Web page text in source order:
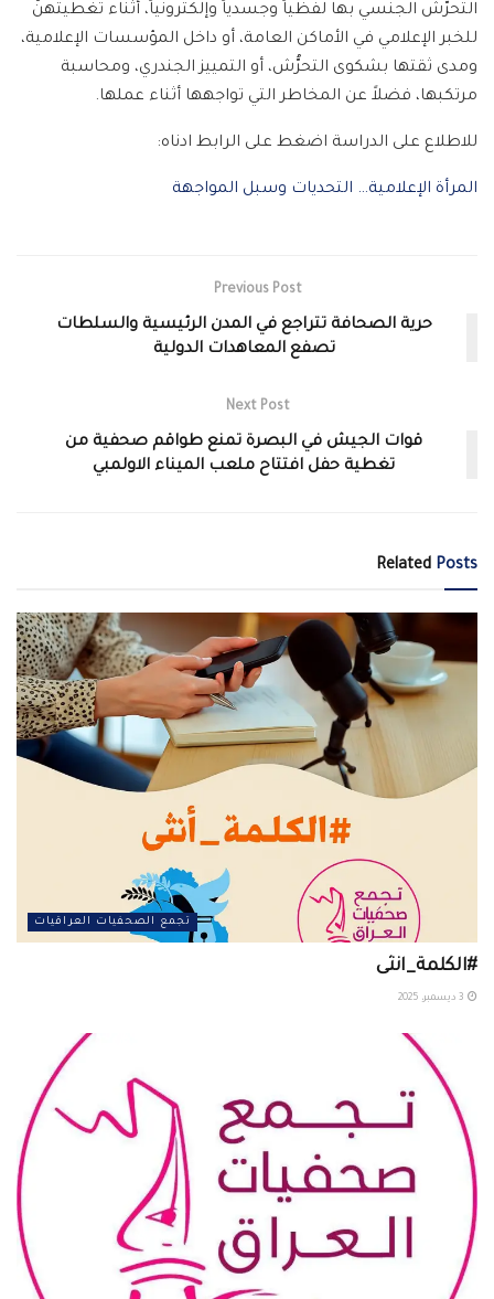
التحرُّش الجنسي بها لفظياً وجسدياً وإلكترونياً، أثناء تغطيتهنَّ
للخبر الإعلامي في الأماكن العامة، أو داخل المؤسسات الإعلامية،
ومدى ثقتها بشكوى التحرُّش، أو التمييز الجندري، ومحاسبة
مرتكبها، فضلاً عن المخاطر التي تواجهها أثناء عملها.
للاطلاع على الدراسة اضغط على الرابط ادناه:
المرأة الإعلامية… التحديات وسبل المواجهة
Previous Post
حرية الصحافة تتراجع في المدن الرئيسية والسلطات
تصفع المعاهدات الدولية
Next Post
قوات الجيش في البصرة تمنع طواقم صحفية من
تغطية حفل افتتاح ملعب الميناء الاولمبي
Related Posts
تجمع الصحفيات العراقيات
#الكلمة_انثى